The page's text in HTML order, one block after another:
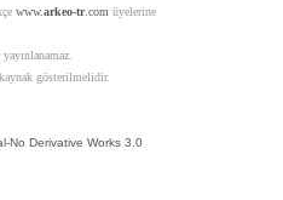
www.arkeo-tr.com üyelerine
gösterilmelidir.
No Derivative Works 3.0